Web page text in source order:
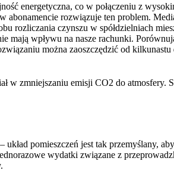
energetyczna, co w połączeniu z
rozwiązuje ten problem.
rozliczania czynszu w spółdzielniach
wpływu na nasze rachunki.
można zaoszczędzić od
zmniejszaniu emisji CO2 do atmosfery.
pomieszczeń jest tak przemyślany,
wydatki związane z